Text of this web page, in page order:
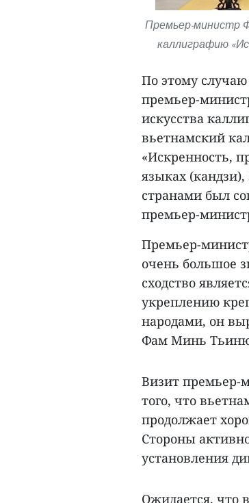
Премьер-министр
каллиграфию
По этому
премьер-
искусства
вьетнамский
«Искренность,
языках
странами был
премьер-
Премьер-
очень большое
сходство
укреплению
народами, он
Фам Минь Тьиню
Визит премьер-
того, что
продолжает
Стороны
установления
Ожидается, что